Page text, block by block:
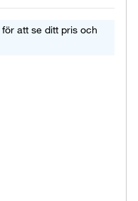
för att se ditt pris och